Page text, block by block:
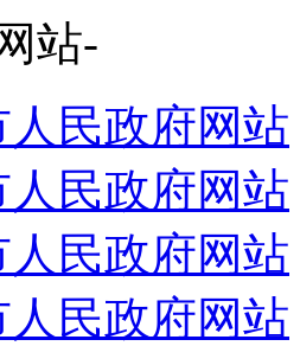
站-
民政府网站
民政府网站
民政府网站
民政府网站